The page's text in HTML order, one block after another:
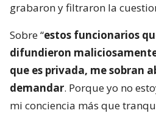
grabaron y filtraron la
Sobre “estos funcionarios
difundieron
que es privada, me sobran
demandar. Porque yo no
mi conciencia más que